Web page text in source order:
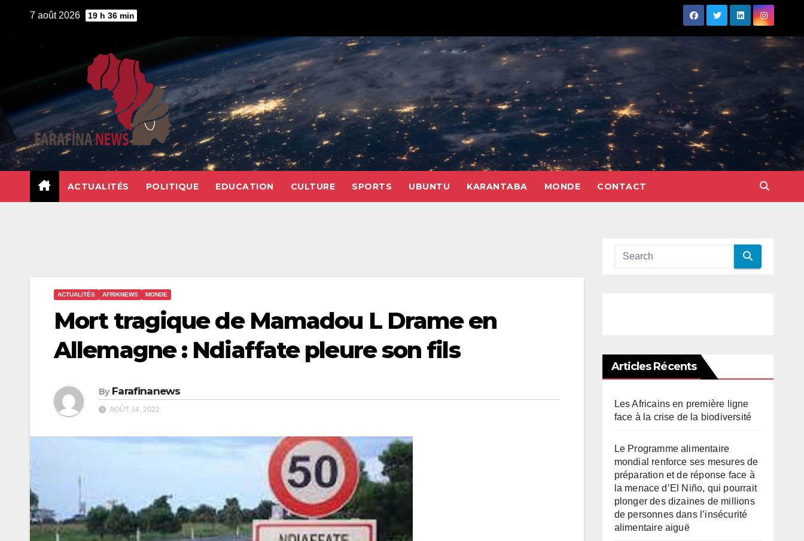
7 août 2026 19 h 36 min
ACTUALITÉS POLITIQUE EDUCATION CULTURE SPORTS UBUNTU KARANTABA MONDE CONTACT
ACTUALITÉS AFRIKNEWS MONDE
Mort tragique de Mamadou L Drame en
Allemagne : Ndiaffate pleure son fils
By Farafinanews
AOÛT 14, 2022
Articles Récents
Les Africains en première ligne
face à la crise de la biodiversité
Le Programme alimentaire
mondial renforce ses mesures de
préparation et de réponse face à
la menace d’El Niño, qui pourrait
plonger des dizaines de millions
de personnes dans l’insécurité
alimentaire aiguë